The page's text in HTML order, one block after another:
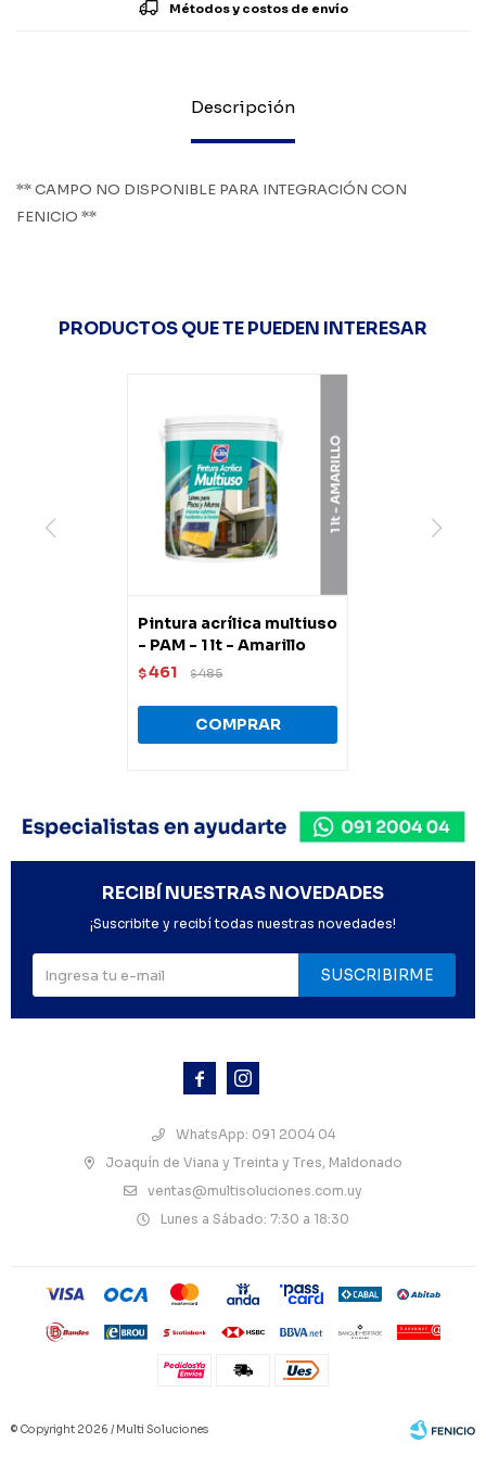
Métodos y costos de envío
Descripción
** CAMPO NO DISPONIBLE PARA INTEGRACIÓN CON
FENICIO **
PRODUCTOS QUE TE PUEDEN INTERESAR
Pintura acrílica multiuso
- PAM - 1 lt - Amarillo
$461 $485
 
WhatsApp: 091 2004 04
Joaquín de Viana y Treinta y Tres, Maldonado
ventas@multisoluciones.com.uy
Lunes a Sábado: 7:30 a 18:30
RECIBÍ NUESTRAS NOVEDADES
¡Suscribite y recibí todas nuestras novedades!
SUSCRIBIRME
© Copyright 2026 / Multi Soluciones